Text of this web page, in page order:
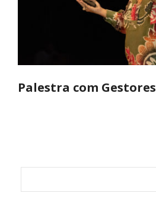
Palestra com Gestores